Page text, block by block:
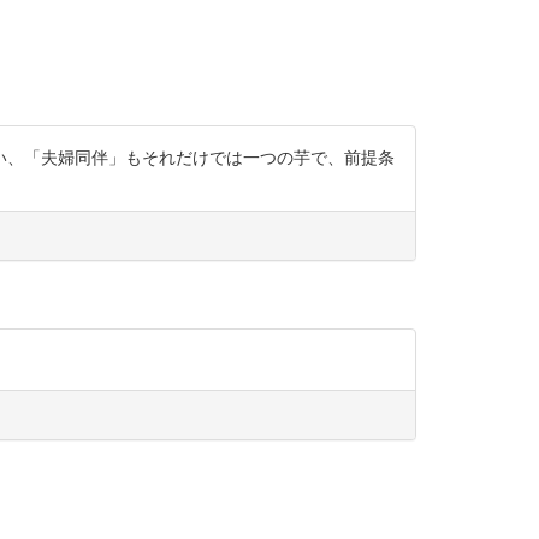
「夫婦同伴」もそれだけでは一つの芋で、前提条